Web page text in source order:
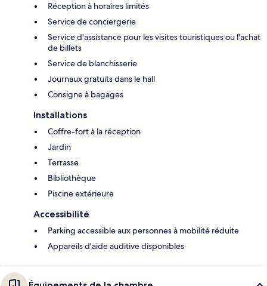
Réception à horaires limités
Service de conciergerie
Service d'assistance pour les visites touristiques ou l'achat
de billets
Service de blanchisserie
Journaux gratuits dans le hall
Consigne à bagages
Installations
Coffre-fort à la réception
Jardin
Terrasse
Bibliothèque
Piscine extérieure
Accessibilité
Parking accessible aux personnes à mobilité réduite
Appareils d'aide auditive disponibles